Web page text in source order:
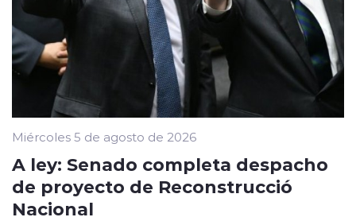
Miércoles 5 de agosto de 2026
A ley: Senado completa despacho
de proyecto de Reconstrucció
Nacional